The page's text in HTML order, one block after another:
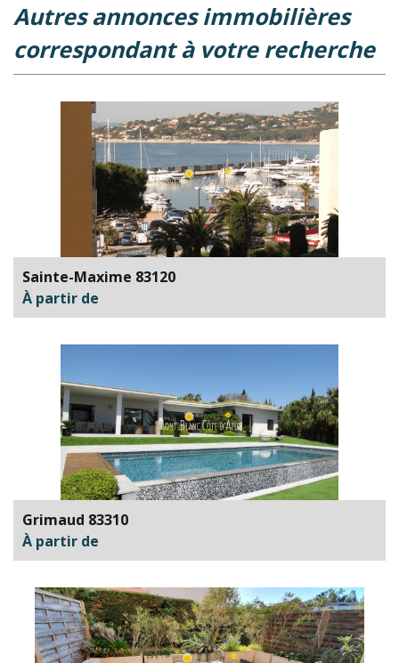
autres annonces immobilières
correspondant à votre recherche
Sainte-Maxime 83120
À partir de
Grimaud 83310
À partir de